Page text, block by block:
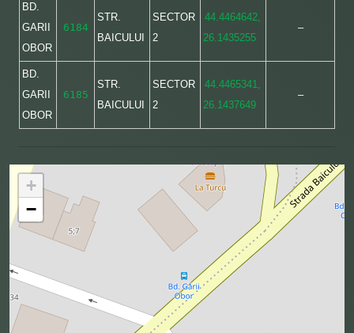
BD.
GARII
OBOR
6184
STR.
BAICULUI
SECTOR
2
44.4464642,
26.1435255
–
BD.
GARII
OBOR
6185
STR.
BAICULUI
SECTOR
2
44.4465341,
26.1437649
–
+
−